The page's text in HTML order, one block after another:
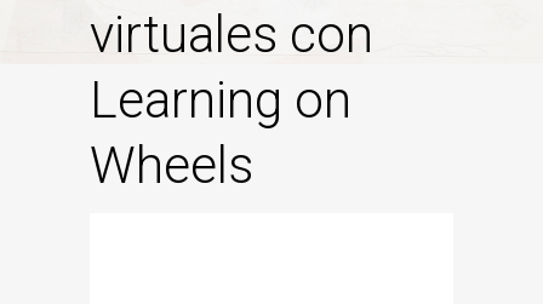
virtuales con
Learning on
Wheels